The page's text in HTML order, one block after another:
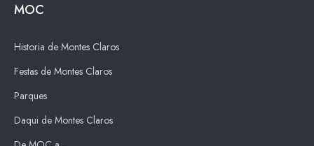
MOC
Historia de Montes Claros
Festas de Montes Claros
Parques
Daqui de Montes Claros